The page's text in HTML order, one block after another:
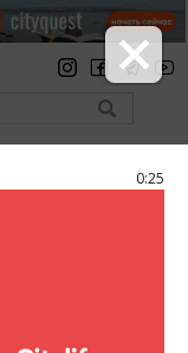
0:25
Citylife Magazine